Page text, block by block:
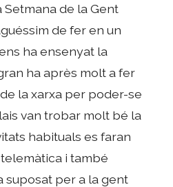
Setmana de la Gent
de fer en un
ha ensenyat la
ha après molt a fer
la xarxa per poder-se
van trobar molt bé la
habituals es faran
i també
suposat per a la gent